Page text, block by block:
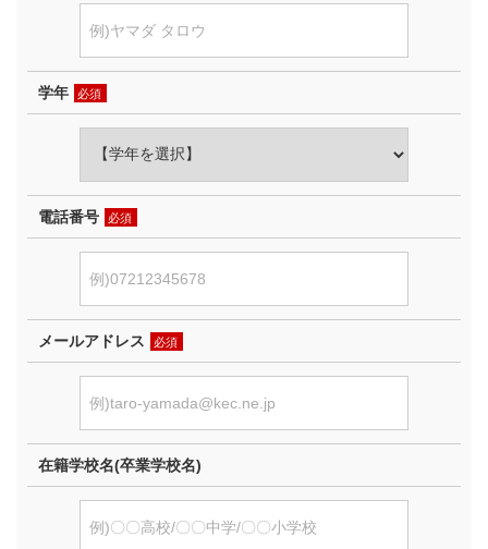
学年 必須
電話番号 必須
メールアドレス 必須
在籍学校名(卒業学校名)